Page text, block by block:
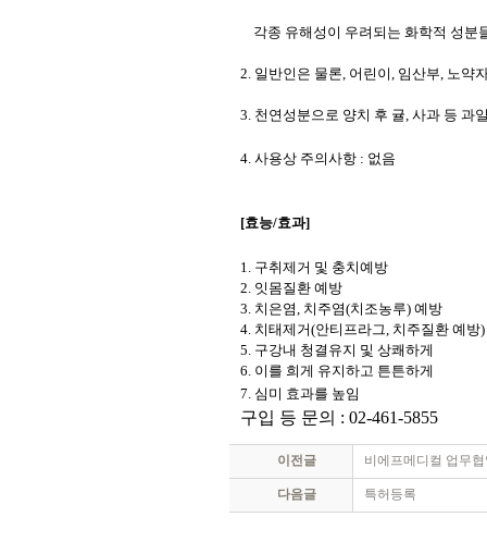
각종 유해성이 우려되는 화학적 성분
2. 일반인은 물론, 어린이, 임산부, 노약
3. 천연성분으로 양치 후 귤, 사과 등 과
4. 사용상 주의사항 : 없음
[효능/효과]
1. 구취제거 및 충치예방
2. 잇몸질환 예방
3. 치은염 치주염(치조농루) 예방
4. 치태제거(안티프라그 치주질환 예방)
5. 구강내 청결유지 및 상쾌하게
6. 이를 희게 유지하고 튼튼하게
7. 심미 효과를 높임
구입 등 문의 : 02-461-5855
이전글 비에프메디컬 업무
다음글 특허등록